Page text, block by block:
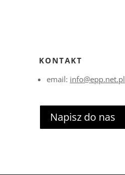
KONTAKT
email: info@epp.net.pl
Napisz do nas